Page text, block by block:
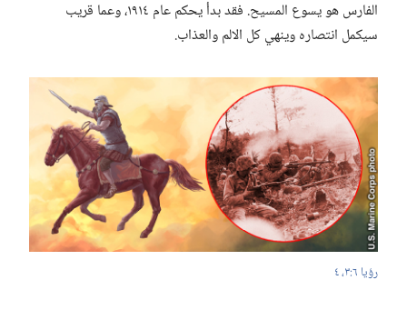
الفارس هو يسوع المسيح.‏ فقد بدأ يحكم عام ١٩١٤،‏ وعما قريب
سيكمل انتصاره وينهي كل الالم والعذاب.‏
رؤيا ٦:‏٣،‏ ٤